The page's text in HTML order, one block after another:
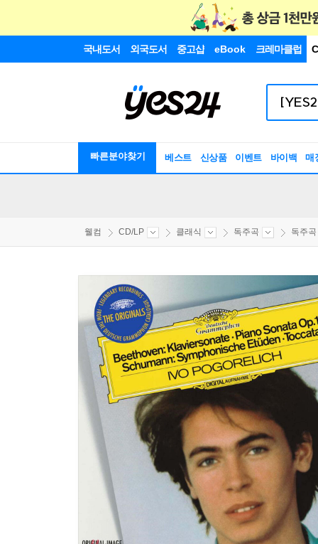
국내도서 외국도서 중고샵 eBook 크레마클럽
빠른분야찾기 베스트 신상품 이벤트 바이백 매
웰컴 CD/LP 클래식 독주곡 독주